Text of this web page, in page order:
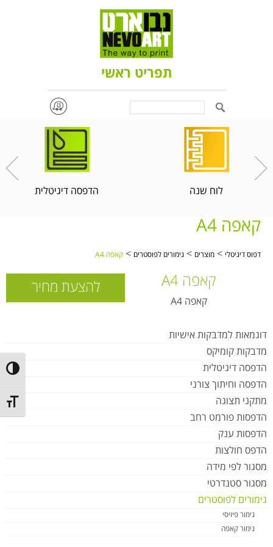
size
תפריט ראשי
Search
הדפסה דיגיטלית לוח שנה
קאפה A4
דפוס דיגיטלי > מוצרים > גימורים לפוסטרים > קאפה A4
להצעת מחיר קאפה A4
קאפה A4
דוגמאות למדבקות אישיות
מדבקות קומיקס
הדפסה דיגיטלית
הדפסה וחיתוך צורני
מתקני תצוגה
הדפסות פורמט רחב
הדפסות ענק
הדפס חולצות
מסגור לפי מידה
מסגור סטנדרטי
גימורים לפוסטרים
גימור פיויסי
גימור קאפה